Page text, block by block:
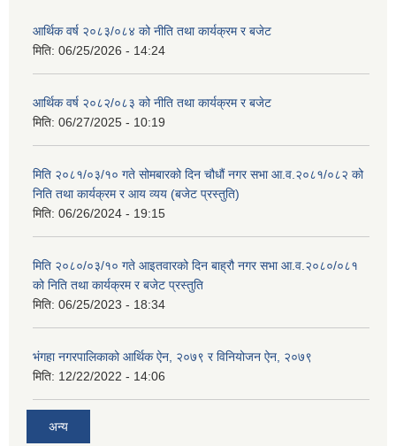
आर्थिक वर्ष २०८३/०८४ को नीति तथा कार्यक्रम र बजेट
मिति: 06/25/2026 - 14:24
आर्थिक वर्ष २०८२/०८३ को नीति तथा कार्यक्रम र बजेट
मिति: 06/27/2025 - 10:19
मिति २०८१/०३/१० गते सोमबारको दिन चौधौं नगर सभा आ.व.२०८१/०८२ को
निति तथा कार्यक्रम र आय व्यय (बजेट प्रस्तुति)
मिति: 06/26/2024 - 19:15
मिति २०८०/०३/१० गते आइतवारको दिन बाह्रौ नगर सभा आ.व.२०८०/०८१
को निति तथा कार्यक्रम र बजेट प्रस्तुति
मिति: 06/25/2023 - 18:34
भंगहा नगरपालिकाको आर्थिक ऐन, २०७९ र विनियोजन ऐन, २०७९
मिति: 12/22/2022 - 14:06
अन्य